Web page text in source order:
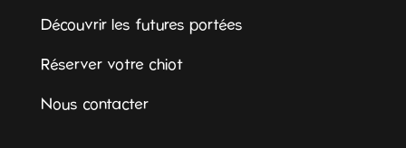
Découvrir les futures portées
Réserver votre chiot
Nous contacter